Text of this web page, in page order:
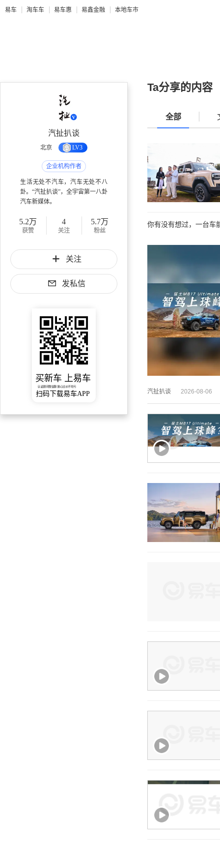
易车 淘车车 易车惠 易鑫金融 本地车市
汽扯扒谈
北京 LV3
企业机构作者
生活无处不汽车，汽车无处不八
卦。“汽扯扒谈”，全宇宙第一八卦
汽车新媒体。
5.2万
获赞
4
关注
5.7万
粉丝
关注
发私信
买新车 上易车
认证顾问微信聊 放心比价不吃亏
扫码下载易车APP
Ta分享的内容
全部
你有没有想过，一台车
汽扯扒谈 2026-08-06